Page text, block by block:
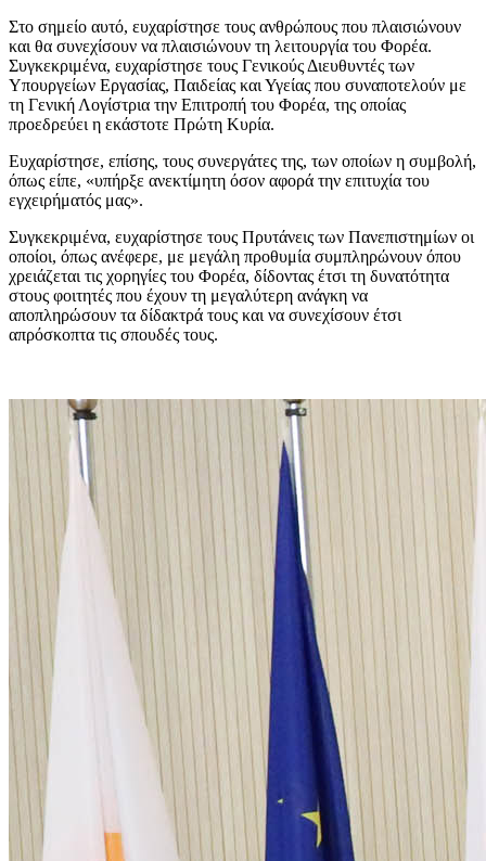
Στο σημείο αυτό, ευχαρίστησε τους ανθρώπους που πλαισιώνουν
και θα συνεχίσουν να πλαισιώνουν τη λειτουργία του Φορέα.
Συγκεκριμένα, ευχαρίστησε τους Γενικούς Διευθυντές των
Υπουργείων Εργασίας, Παιδείας και Υγείας που συναποτελούν με
τη Γενική Λογίστρια την Επιτροπή του Φορέα, της οποίας
προεδρεύει η εκάστοτε Πρώτη Κυρία.
Ευχαρίστησε, επίσης, τους συνεργάτες της, των οποίων η συμβολή,
όπως είπε, «υπήρξε ανεκτίμητη όσον αφορά την επιτυχία του
εγχειρήματός μας».
Συγκεκριμένα, ευχαρίστησε τους Πρυτάνεις των Πανεπιστημίων οι
οποίοι, όπως ανέφερε, με μεγάλη προθυμία συμπληρώνουν όπου
χρειάζεται τις χορηγίες του Φορέα, δίδοντας έτσι τη δυνατότητα
στους φοιτητές που έχουν τη μεγαλύτερη ανάγκη να
αποπληρώσουν τα δίδακτρά τους και να συνεχίσουν έτσι
απρόσκοπτα τις σπουδές τους.